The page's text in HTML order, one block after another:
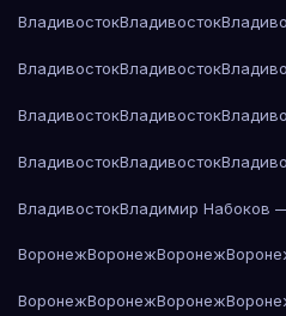
ВладивостокВладивосток
ВладивостокВладивосток
ВладивостокВладивосток
ВладивостокВладивосток
ВладивостокВладимир Набоков
ВоронежВоронежВоронеж
ВоронежВоронежВоронеж